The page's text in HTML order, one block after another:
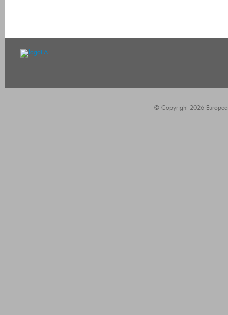
© Copyright 2026